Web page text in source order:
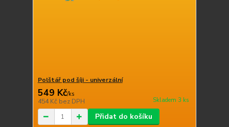
Polštář pod šíji - univerzální
549 Kč/ks
454 Kč bez DPH Skladem 3 ks
Přidat do košíku